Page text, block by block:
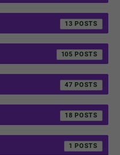
13
105
47
18
1